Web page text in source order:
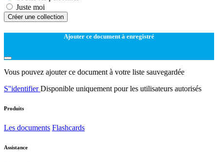
Juste moi
Créer une collection
Ajouter ce document à enregistré
Vous pouvez ajouter ce document à votre liste sauvegardée
S''identifierDisponible uniquement pour les utilisateurs autorisés
Produits
Les documents Flashcards
Assistance